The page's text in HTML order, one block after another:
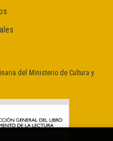
del Ministerio de Cultura y